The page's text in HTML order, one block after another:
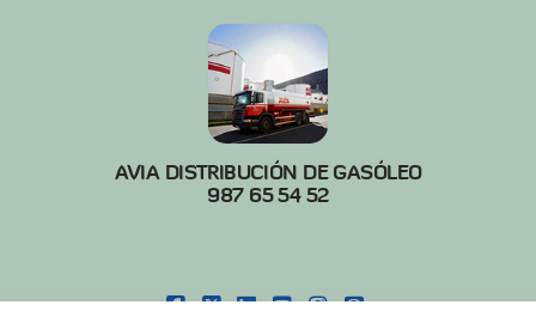
AVIA DISTRIBUCIÓN DE GASÓLEO
987 65 54 52